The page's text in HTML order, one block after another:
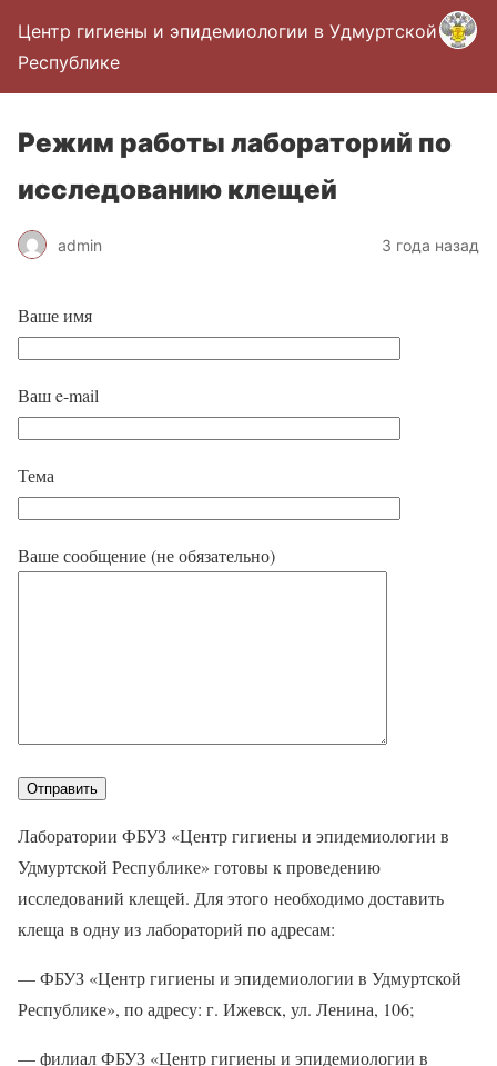
Центр гигиены и эпидемиологии в Удмуртской
Республике
Режим работы лабораторий по
исследованию клещей
admin 3 года назад
Ваше имя
Ваш e-mail
Тема
Ваше сообщение (не обязательно)
Лаборатории ФБУЗ «Центр гигиены и эпидемиологии в
Удмуртской Республике» готовы к проведению
исследований клещей. Для этого необходимо доставить
клеща в одну из лабораторий по адресам:
— ФБУЗ «Центр гигиены и эпидемиологии в Удмуртской
Республике», по адресу: г. Ижевск, ул. Ленина, 106;
— филиал ФБУЗ «Центр гигиены и эпидемиологии в